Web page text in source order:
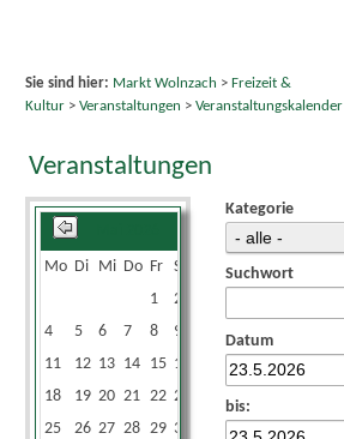
Sie sind hier: Markt Wolnzach > Freizeit &
Kultur> Veranstaltungen > Veranstaltungskalender
Veranstaltungen
Mo Di Mi Do Fr Sa
1
2
4
5 6 7 8 9
11
12 13 14 15 16
18
19 20 21 22 23
25
26 27 28 29 30
Kategorie
Suchwort
Datum
bis: